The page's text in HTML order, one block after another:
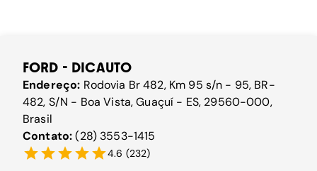
FORD - DICAUTO
Endereço: Rodovia Br 482, Km 95 s/n - 95, BR-
482, S/N - Boa Vista, Guaçuí - ES, 29560-000,
Brasil
Contato:(28) 3553-1415
4.6 (232)